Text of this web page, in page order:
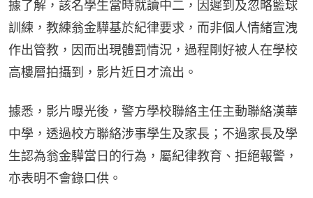
據了解，該名學生當時就讀中二，因遲到及忽略籃球
訓練，教練翁金驊基於紀律要求，而非個人情緒宣洩
作出管教，因而出現體罰情況，過程剛好被人在學校
高樓層拍攝到，影片近日才流出。
據悉，影片曝光後，警方學校聯絡主任主動聯絡漢華
中學，透過校方聯絡涉事學生及家長；不過家長及學
生認為翁金驊當日的行為，屬紀律教育、拒絕報警，
亦表明不會錄口供。